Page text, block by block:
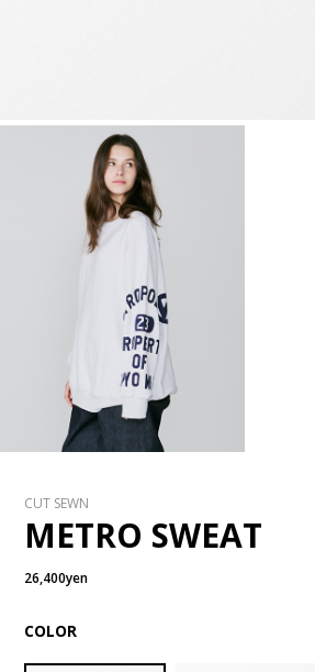
CUT SEWN
METRO SWEAT
26,400yen
COLOR